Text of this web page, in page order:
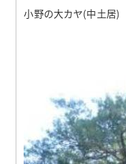
小野の大カヤ(中土居)